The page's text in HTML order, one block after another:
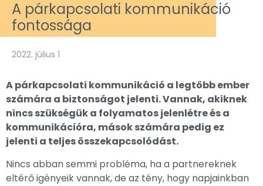
A párkapcsolati kommunikáció
fontossága
2022. július 1
A párkapcsolati kommunikáció a legtöbb ember
számára a biztonságot jelenti. Vannak, akiknek
nincs szükségük a folyamatos jelenlétre és a
kommunikációra, mások számára pedig ez
jelenti a teljes összekapcsolódást.
Nincs abban semmi probléma, ha a partnereknek
eltérő igényeik vannak, de az tény, hogy napjainkban